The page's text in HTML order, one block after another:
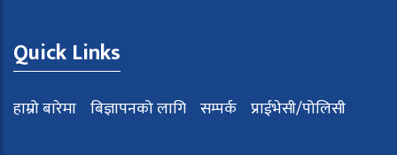
Quick Links
हाम्रो बारेमा बिज्ञापनको लागि सम्पर्क प्राईभेसी/पोलिसी